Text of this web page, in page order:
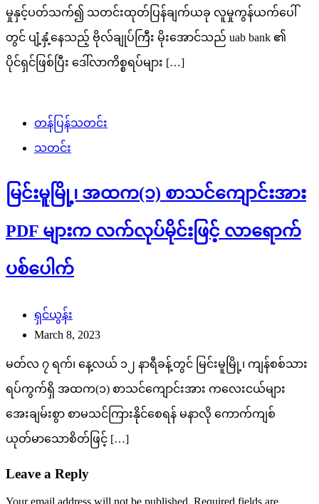
မှုနှင့်ပတ်သက်၍ သတင်းထုတ်ပြန်ချက်ယခု လူမှုကွန်ယက်ပေါ်
တွင် ပျံ့နှံ့နေသည့် ဗိုလ်ချုပ်ကြီး မိုးအောင်သည် uab bank ၏
ပိုင်ရှင်ဖြစ်ပြီး ဒေါ်လာကိစ္စရပ်များ […]
တန်ပြန်သတင်း
သတင်း
မြင်းမူမြို့၊ အထက(၁) စာသင်ကျောင်းအား
PDF များက လက်လုပ်မိုင်းဖြင့် လာရောက်
ပစ်ပေါက်
ရှင်ယွန်း
March 8, 2023
မတ်လ ၇ ရက်၊ နေ့လယ် ၁၂ နာရီခန့်တွင် မြင်းမူမြို့၊ ကျန်စစ်သား
ရပ်ကွက်ရှိ အထက(၁) စာသင်ကျောင်းအား ကလေးငယ်များ
အေးချမ်းစွာ စာမသင်ကြားနိုင်စေရန် မနာလို ကောက်ကျစ်
ယုတ်မာသောစိတ်ဖြင့် […]
Leave a Reply
Your email address will not be published. Required fields are